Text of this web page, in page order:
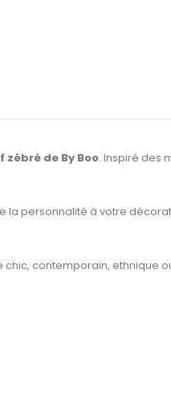
zébré de By Boo. Inspiré des
personnalité à votre
contemporain,